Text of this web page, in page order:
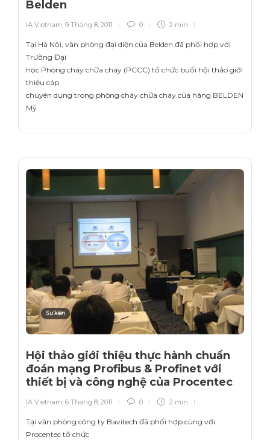
Belden
IA Vietnam, 9 Tháng 8, 2011 0 2 min
Tại Hà Nội, văn phòng đại diện của Belden đã phối hợp với
Trường Đại
học Phòng cháy chữa cháy (PCCC) tổ chức buổi hội thảo giới
thiệu cáp
chuyên dụng trong phòng cháy chữa cháy của hãng BELDEN
Mỹ
Sự kiện
Hội thảo giới thiệu thực hành chuẩn
đoán mạng Profibus & Profinet với
thiết bị và công nghệ của Procentec
IA Vietnam, 6 Tháng 8, 2011 0 2 min
Tại văn phòng công ty Bavitech đã phối hợp cùng với
Procentec tổ chức